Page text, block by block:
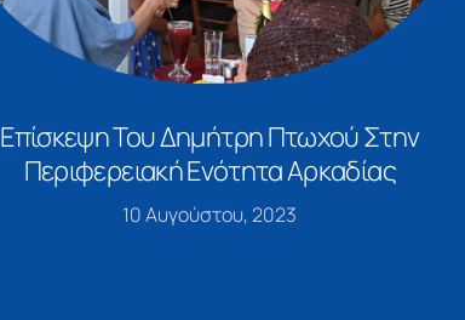
Επίσκεψη Του Δημήτρη Πτωχού Στην
Περιφερειακή Ενότητα Αρκαδίας
10 Αυγούστου, 2023